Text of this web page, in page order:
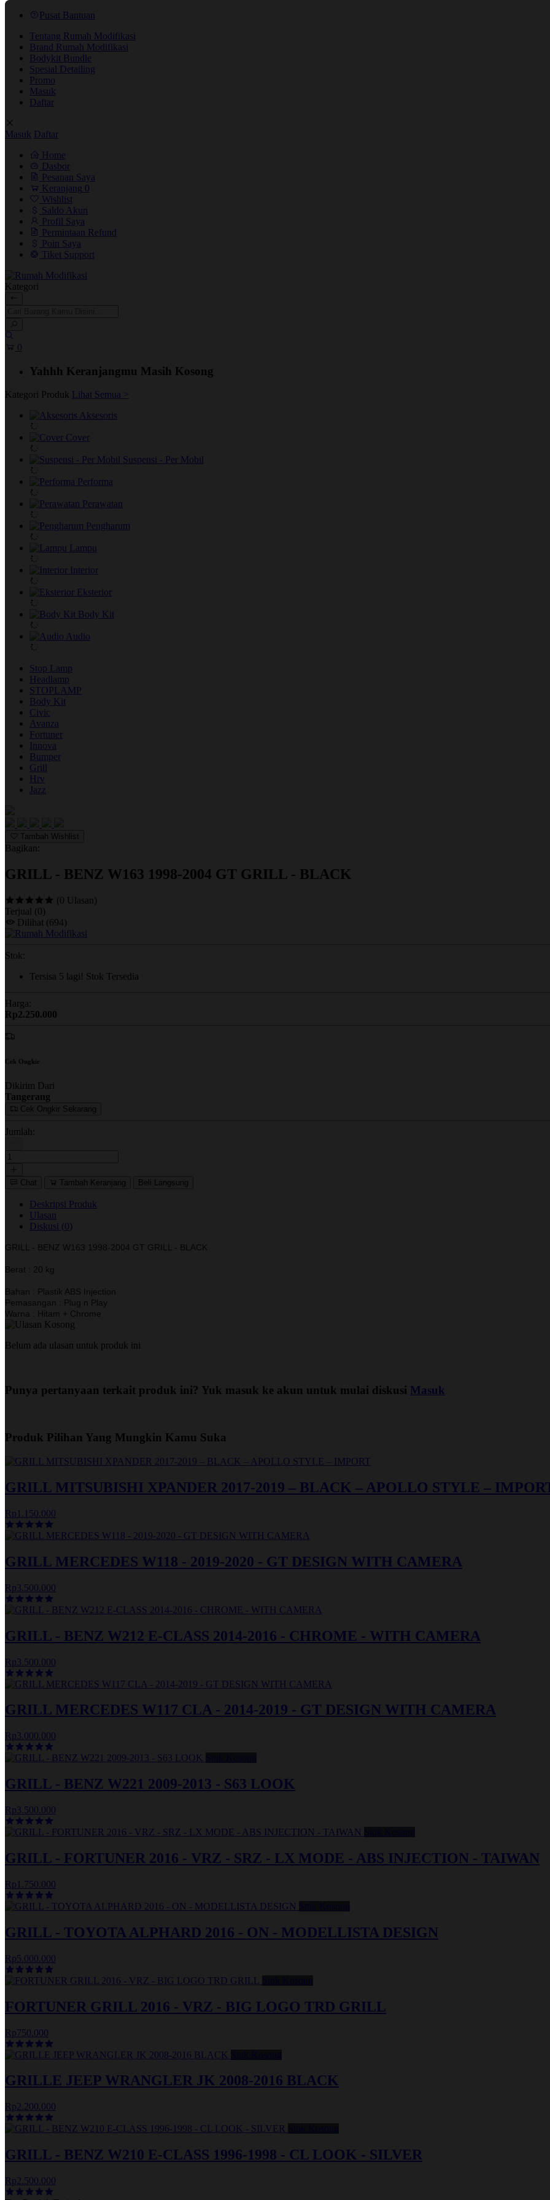
Pusat Bantuan
Tentang Rumah Modifikasi
Brand Rumah Modifikasi
Bodykit Bundle
Spesial Detailing
Promo
Masuk
Daftar
Masuk Daftar
Home
Dasbor
Pesanan Saya
Keranjang 0
Wishlist
Saldo Akun
Profil Saya
Permintaan Refund
Poin Saya
Tiket Support
Kategori
0
Yahhh Keranjangmu Masih Kosong
Kategori Produk Lihat Semua >
Aksesoris
Cover
Suspensi - Per Mobil
Performa
Perawatan
Pengharum
Lampu
Interior
Eksterior
Body Kit
Audio
Stop Lamp
Headlamp
STOPLAMP
Body Kit
Civic
Avanza
Fortuner
Innova
Bumper
Grill
Hrv
Jazz
Tambah Wishlist
Bagikan:
GRILL - BENZ W163 1998-2004 GT GRILL - BLACK
(0 Ulasan)
Terjual (0)
Dilihat (694)
Stok:
Tersisa 5 lagi! Stok Tersedia
Harga:
Rp2.250.000
Cek Ongkir
Dikirim Dari
Tangerang
Cek Ongkir Sekarang
Jumlah:
Chat Tambah Keranjang Beli Langsung
Deskripsi Produk
Ulasan
Diskusi (0 )
GRILL - BENZ W163 1998-2004 GT GRILL - BLACK
Berat : 20 kg
Bahan : Plastik ABS Injection
Pemasangan : Plug n Play
Warna : Hitam + Chrome
Belum ada ulasan untuk produk ini
Punya pertanyaan terkait produk ini? Yuk masuk ke akun untuk mulai diskusi Masuk
Produk Pilihan Yang Mungkin Kamu Suka
GRILL MITSUBISHI XPANDER 2017-2019 – BLACK – APOLLO STYLE –
Rp1.150.000
GRILL MERCEDES W118 - 2019-2020 - GT DESIGN WITH CAMERA
Rp3.500.000
GRILL - BENZ W212 E-CLASS 2014-2016 - CHROME - WITH CAMERA
Rp3.500.000
GRILL MERCEDES W117 CLA - 2014-2019 - GT DESIGN WITH CAMERA
Rp3.000.000
GRILL - BENZ W221 2009-2013 - S63 LOOK
Rp3.500.000
GRILL - FORTUNER 2016 - VRZ - SRZ - LX MODE - ABS INJECTION - TAIWAN
Rp1.750.000
GRILL - TOYOTA ALPHARD 2016 - ON - MODELLISTA DESIGN
Rp5.000.000
FORTUNER GRILL 2016 - VRZ - BIG LOGO TRD GRILL
Rp750.000
GRILLE JEEP WRANGLER JK 2008-2016 BLACK
Rp2.200.000
GRILL - BENZ W210 E-CLASS 1996-1998 - CL LOOK - SILVER
Rp2.500.000